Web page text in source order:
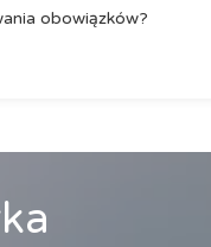
obowiązków?